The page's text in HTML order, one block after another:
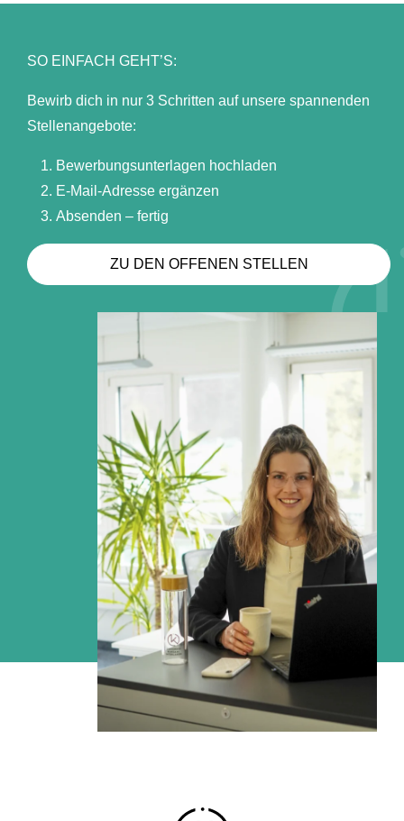
SO EINFACH GEHT’S:
Bewirb dich in nur 3 Schritten auf unsere spannenden
Stellenangebote:
Bewerbungsunterlagen hochladen
E-Mail-Adresse ergänzen
Absenden – fertig
ZU DEN OFFENEN STELLEN